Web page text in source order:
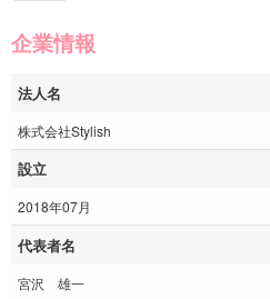
企業情報
法人名
株式会社Stylish
設立
2018年07月
代表者名
宮沢 雄一